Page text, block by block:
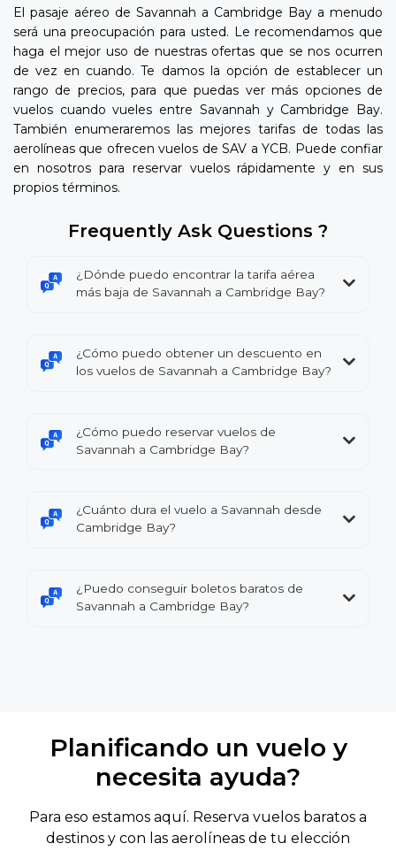
El pasaje aéreo de Savannah a Cambridge Bay a menudo
será una preocupación para usted. Le recomendamos que
haga el mejor uso de nuestras ofertas que se nos ocurren
de vez en cuando. Te damos la opción de establecer un
rango de precios, para que puedas ver más opciones de
vuelos cuando vueles entre Savannah y Cambridge Bay.
También enumeraremos las mejores tarifas de todas las
aerolíneas que ofrecen vuelos de SAV a YCB. Puede confiar
en nosotros para reservar vuelos rápidamente y en sus
propios términos.
Frequently Ask Questions ?
¿Dónde puedo encontrar la tarifa aérea
más baja de Savannah a Cambridge Bay?
¿Cómo puedo obtener un descuento en
los vuelos de Savannah a Cambridge Bay?
¿Cómo puedo reservar vuelos de
Savannah a Cambridge Bay?
¿Cuánto dura el vuelo a Savannah desde
Cambridge Bay?
¿Puedo conseguir boletos baratos de
Savannah a Cambridge Bay?
Planificando un vuelo y
necesita ayuda?
Para eso estamos aquí. Reserva vuelos baratos a
destinos y con las aerolíneas de tu elección